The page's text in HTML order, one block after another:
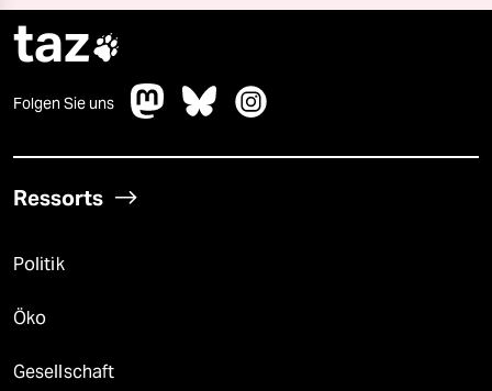
taz
Folgen Sie uns
Ressorts
Politik
Öko
Gesellschaft